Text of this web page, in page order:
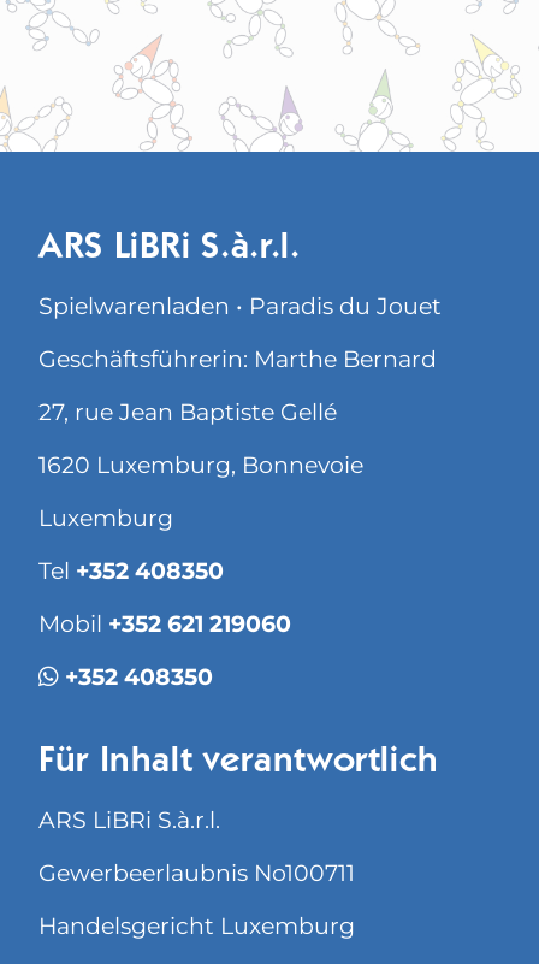
ARS LiBRi S.à.r.l.
Spielwarenladen • Paradis du Jouet
Geschäftsführerin: Marthe Bernard
27, rue Jean Baptiste Gellé
1620 Luxemburg, Bonnevoie
Luxemburg
Tel +352 408350
Mobil +352 621 219060
+352 408350
Für Inhalt verantwortlich
ARS LiBRi S.à.r.l.
Gewerbeerlaubnis No100711
Handelsgericht Luxemburg